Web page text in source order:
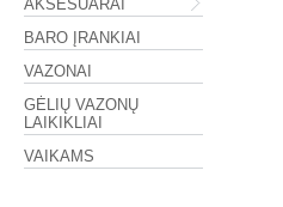
AKSESUARAI
BARO ĮRANKIAI
VAZONAI
GĖLIŲ VAZONŲ
LAIKIKLIAI
VAIKAMS